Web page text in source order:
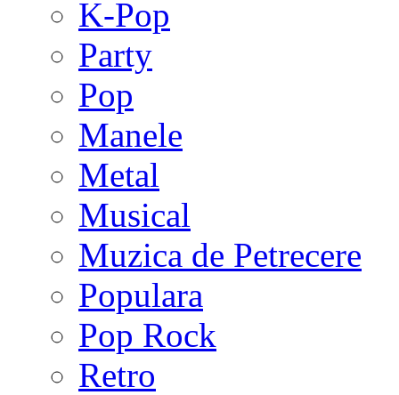
K-Pop
Party
Pop
Manele
Metal
Musical
Muzica de Petrecere
Populara
Pop Rock
Retro